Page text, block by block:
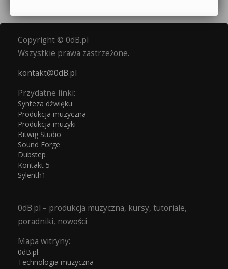
Copyright © 0dB.pl
Wszystkie prawa zastrzeżone.
kontakt@0dB.pl
Przydatne linki:
Synteza dźwięku
Produkcja muzyczna
Produkcja muzyki
Bitwig Studio
Sound Forge
Dubstep
Kontakt 5
Sylenth1
0dB.pl – produkcja muzyczna, kursy, tutoriale,
poradniki, nowości
Mapa witryny:
0dB.pl
Technologia muzyczna